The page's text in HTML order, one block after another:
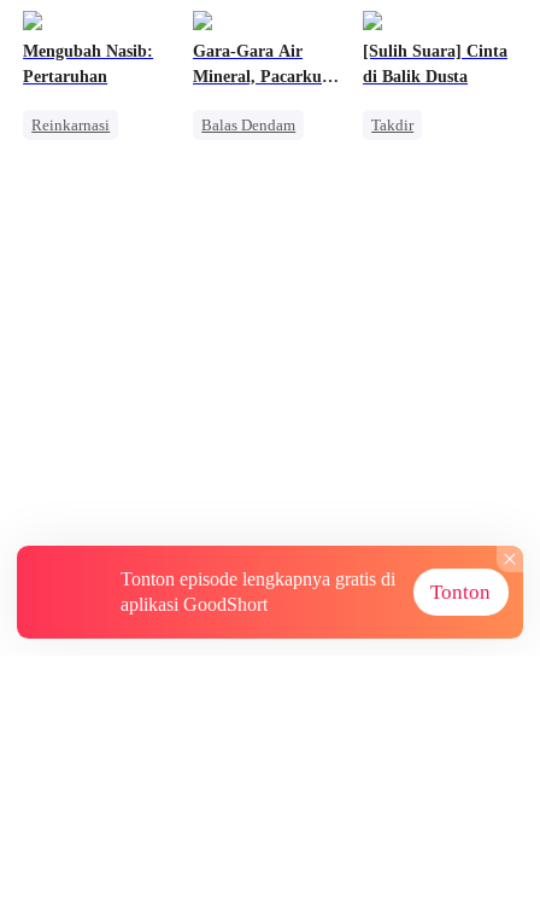
Mengejar Istri
Pengkhianatan
Mengubah Nasib:
Pertaruhan
Reinkarnasi
Gara-Gara Air
Mineral, Pacarku
Balas Dendam
[Sulih Suara] Cinta
di Balik Dusta
Takdir
Tonton episode lengkapnya gratis di
aplikasi GoodShort
Tonton